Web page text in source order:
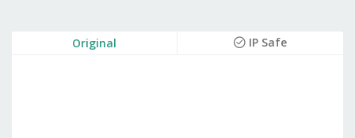
Original IP Safe